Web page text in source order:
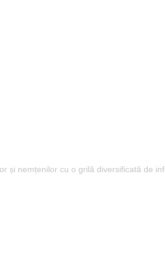
și nemțenilor cu o grilă diversificată de